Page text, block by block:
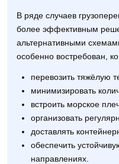
В ряде случаев
более эффективным
альтернативными
особенно востребован,
перевозить тяжёлую
минимизировать
встроить морское
организовать
доставлять
обеспечить
направлениях.